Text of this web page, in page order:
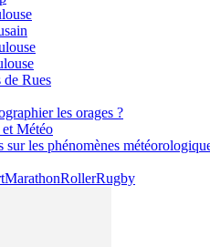
de Rues
les orages ?
Météo
sur les phénomènes
MarathonRollerRugby